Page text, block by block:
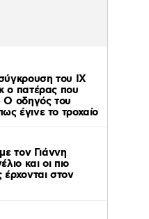
του ΙΧ
ο πατέρας που
Ο οδηγός του
έγινε το τροχαίο
τον Γιάννη
και οι πιο
έρχονται στον